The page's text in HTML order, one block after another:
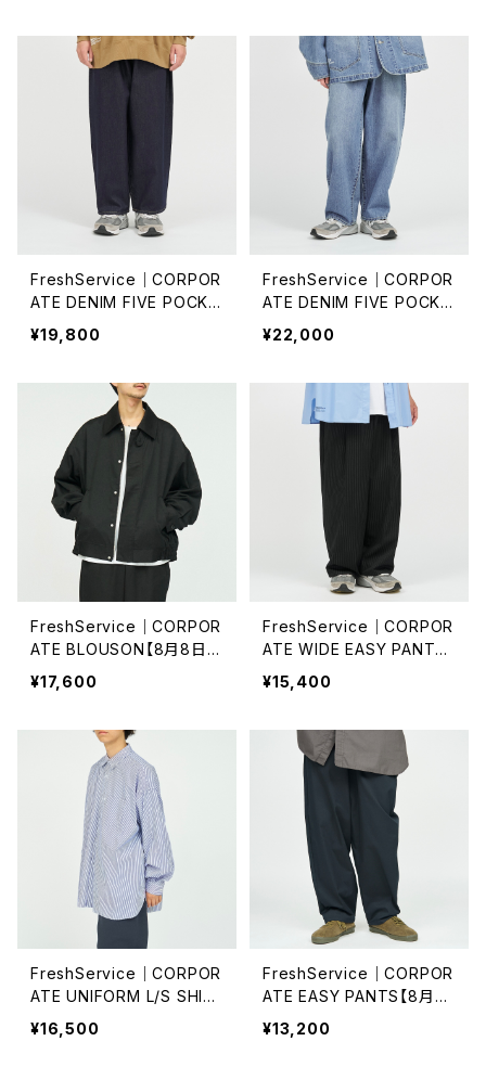
FreshService｜CORPOR
ATE DENIM FIVE POCKE
T PANTS/ONE WASH
¥19,800
FreshService｜CORPOR
ATE DENIM FIVE POCKE
T PANTS
¥22,000
FreshService｜CORPOR
ATE BLOUSON【8月8日
(土)再入荷】
¥17,600
FreshService｜CORPOR
ATE WIDE EASY PANTS
【8月8日(土)再入荷】
¥15,400
FreshService｜CORPOR
ATE UNIFORM L/S SHIR
T【8月8日(土)再入荷】
¥16,500
FreshService｜CORPOR
ATE EASY PANTS【8月8
日(土)再入荷】
¥13,200